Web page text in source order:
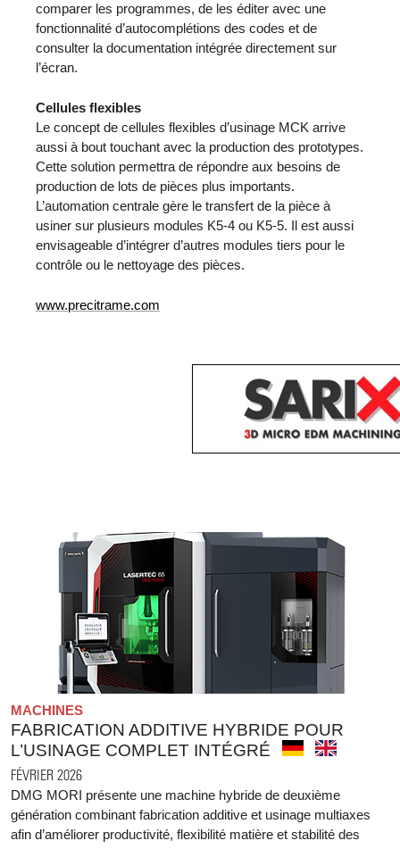
comparer les programmes, de les éditer avec une
fonctionnalité d’autocomplétions des codes et de
consulter la documentation intégrée directement sur
l’écran.
Cellules flexibles
Le concept de cellules flexibles d’usinage MCK arrive
aussi à bout touchant avec la production des prototypes.
Cette solution permettra de répondre aux besoins de
production de lots de pièces plus importants.
L’automation centrale gère le transfert de la pièce à
usiner sur plusieurs modules K5-4 ou K5-5. Il est aussi
envisageable d’intégrer d’autres modules tiers pour le
contrôle ou le nettoyage des pièces.
www.precitrame.com
MACHINES
FABRICATION ADDITIVE HYBRIDE POUR
L’USINAGE COMPLET INTÉGRÉ
FÉVRIER 2026
DMG MORI présente une machine hybride de deuxième
génération combinant fabrication additive et usinage multiaxes
afin d’améliorer productivité, flexibilité matière et stabilité des